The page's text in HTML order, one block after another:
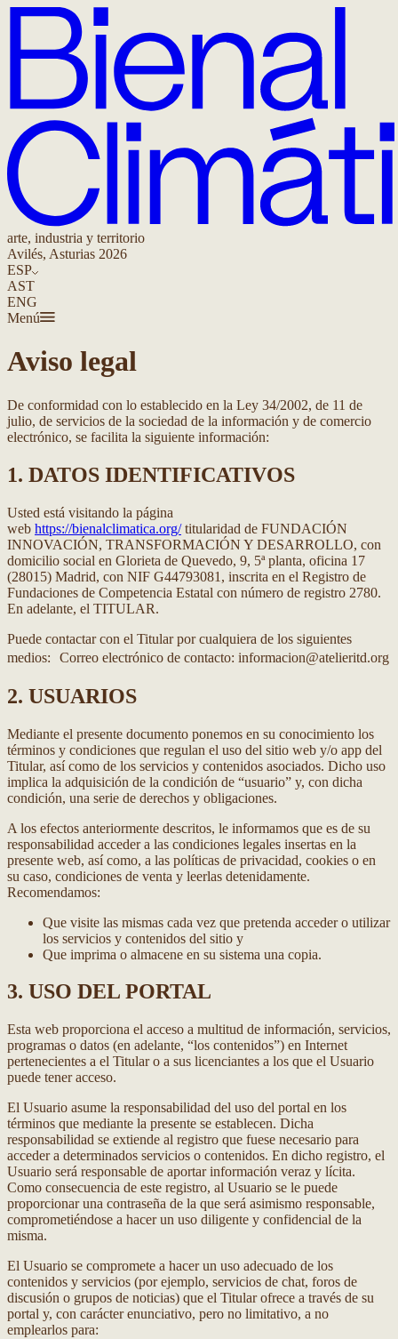
arte, industria y territorio
Avilés, Asturias 2026
ESP
AST
ENG
Menú
Aviso legal
De conformidad con lo establecido en la Ley 34/2002, de 11 de
julio, de servicios de la sociedad de la información y de comercio
electrónico, se facilita la siguiente información:
1. DATOS IDENTIFICATIVOS
Usted está visitando la página
web https://bienalclimatica.org/titularidad de FUNDACIÓN
INNOVACIÓN, TRANSFORMACIÓN Y DESARROLLO, con
domicilio social en Glorieta de Quevedo, 9, 5ª planta, oficina 17
(28015) Madrid, con NIF G44793081, inscrita en el Registro de
Fundaciones de Competencia Estatal con número de registro 2780.
En adelante, el TITULAR.
Puede contactar con el Titular por cualquiera de los siguientes
medios: Correo electrónico de contacto: informacion@atelieritd.org
2. USUARIOS
Mediante el presente documento ponemos en su conocimiento los
términos y condiciones que regulan el uso del sitio web y/o app del
Titular, así como de los servicios y contenidos asociados. Dicho uso
implica la adquisición de la condición de “usuario” y, con dicha
condición, una serie de derechos y obligaciones.
A los efectos anteriormente descritos, le informamos que es de su
responsabilidad acceder a las condiciones legales insertas en la
presente web, así como, a las políticas de privacidad, cookies o en
su caso, condiciones de venta y leerlas detenidamente.
Recomendamos:
Que visite las mismas cada vez que pretenda acceder o utilizar
los servicios y contenidos del sitio y
Que imprima o almacene en su sistema una copia.
3. USO DEL PORTAL
Esta web proporciona el acceso a multitud de información, servicios,
programas o datos (en adelante, “los contenidos”) en Internet
pertenecientes a el Titular o a sus licenciantes a los que el Usuario
puede tener acceso.
El Usuario asume la responsabilidad del uso del portal en los
términos que mediante la presente se establecen. Dicha
responsabilidad se extiende al registro que fuese necesario para
acceder a determinados servicios o contenidos. En dicho registro, el
Usuario será responsable de aportar información veraz y lícita.
Como consecuencia de este registro, al Usuario se le puede
proporcionar una contraseña de la que será asimismo responsable,
comprometiéndose a hacer un uso diligente y confidencial de la
misma.
El Usuario se compromete a hacer un uso adecuado de los
contenidos y servicios (por ejemplo, servicios de chat, foros de
discusión o grupos de noticias) que el Titular ofrece a través de su
portal y, con carácter enunciativo, pero no limitativo, a no
emplearlos para: